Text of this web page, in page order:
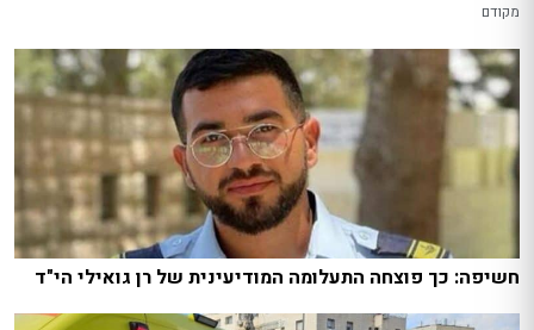
מקודם
חשיפה: כך פוצחה התעלומה המודיעינית של רן גואילי הי"ד